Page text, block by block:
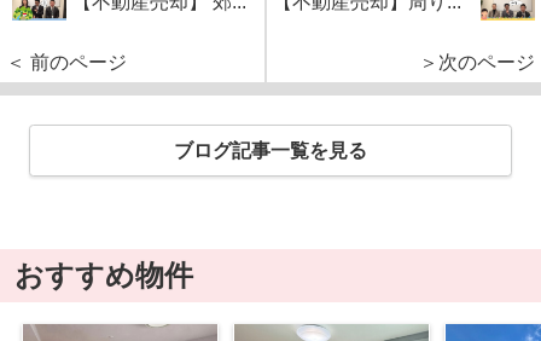
＜ 前のページ ＞次のページ
ブログ記事一覧を見る
おすすめ物件